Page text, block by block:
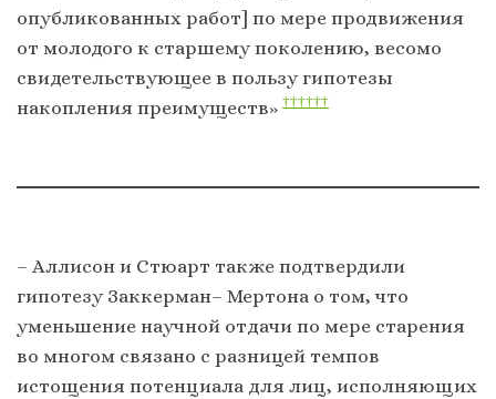
опубликованных работ] по мере продвижения
от молодого к старшему поколению, весомо
свидетельствующее в пользу гипотезы
накопления преимуществ» ††††††
– Аллисон и Стюарт также подтвердили
гипотезу Заккерман– Мертона о том, что
уменьшение научной отдачи по мере старения
во многом связано с разницей темпов
истощения потенциала для лиц, исполняющих